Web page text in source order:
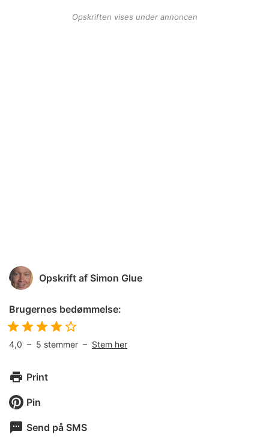
Opskriften vises under annoncen
Opskrift af Simon Glue
Brugernes bedømmelse:
4,0 – 5 stemmer – Stem her
Print
Pin
Send på SMS